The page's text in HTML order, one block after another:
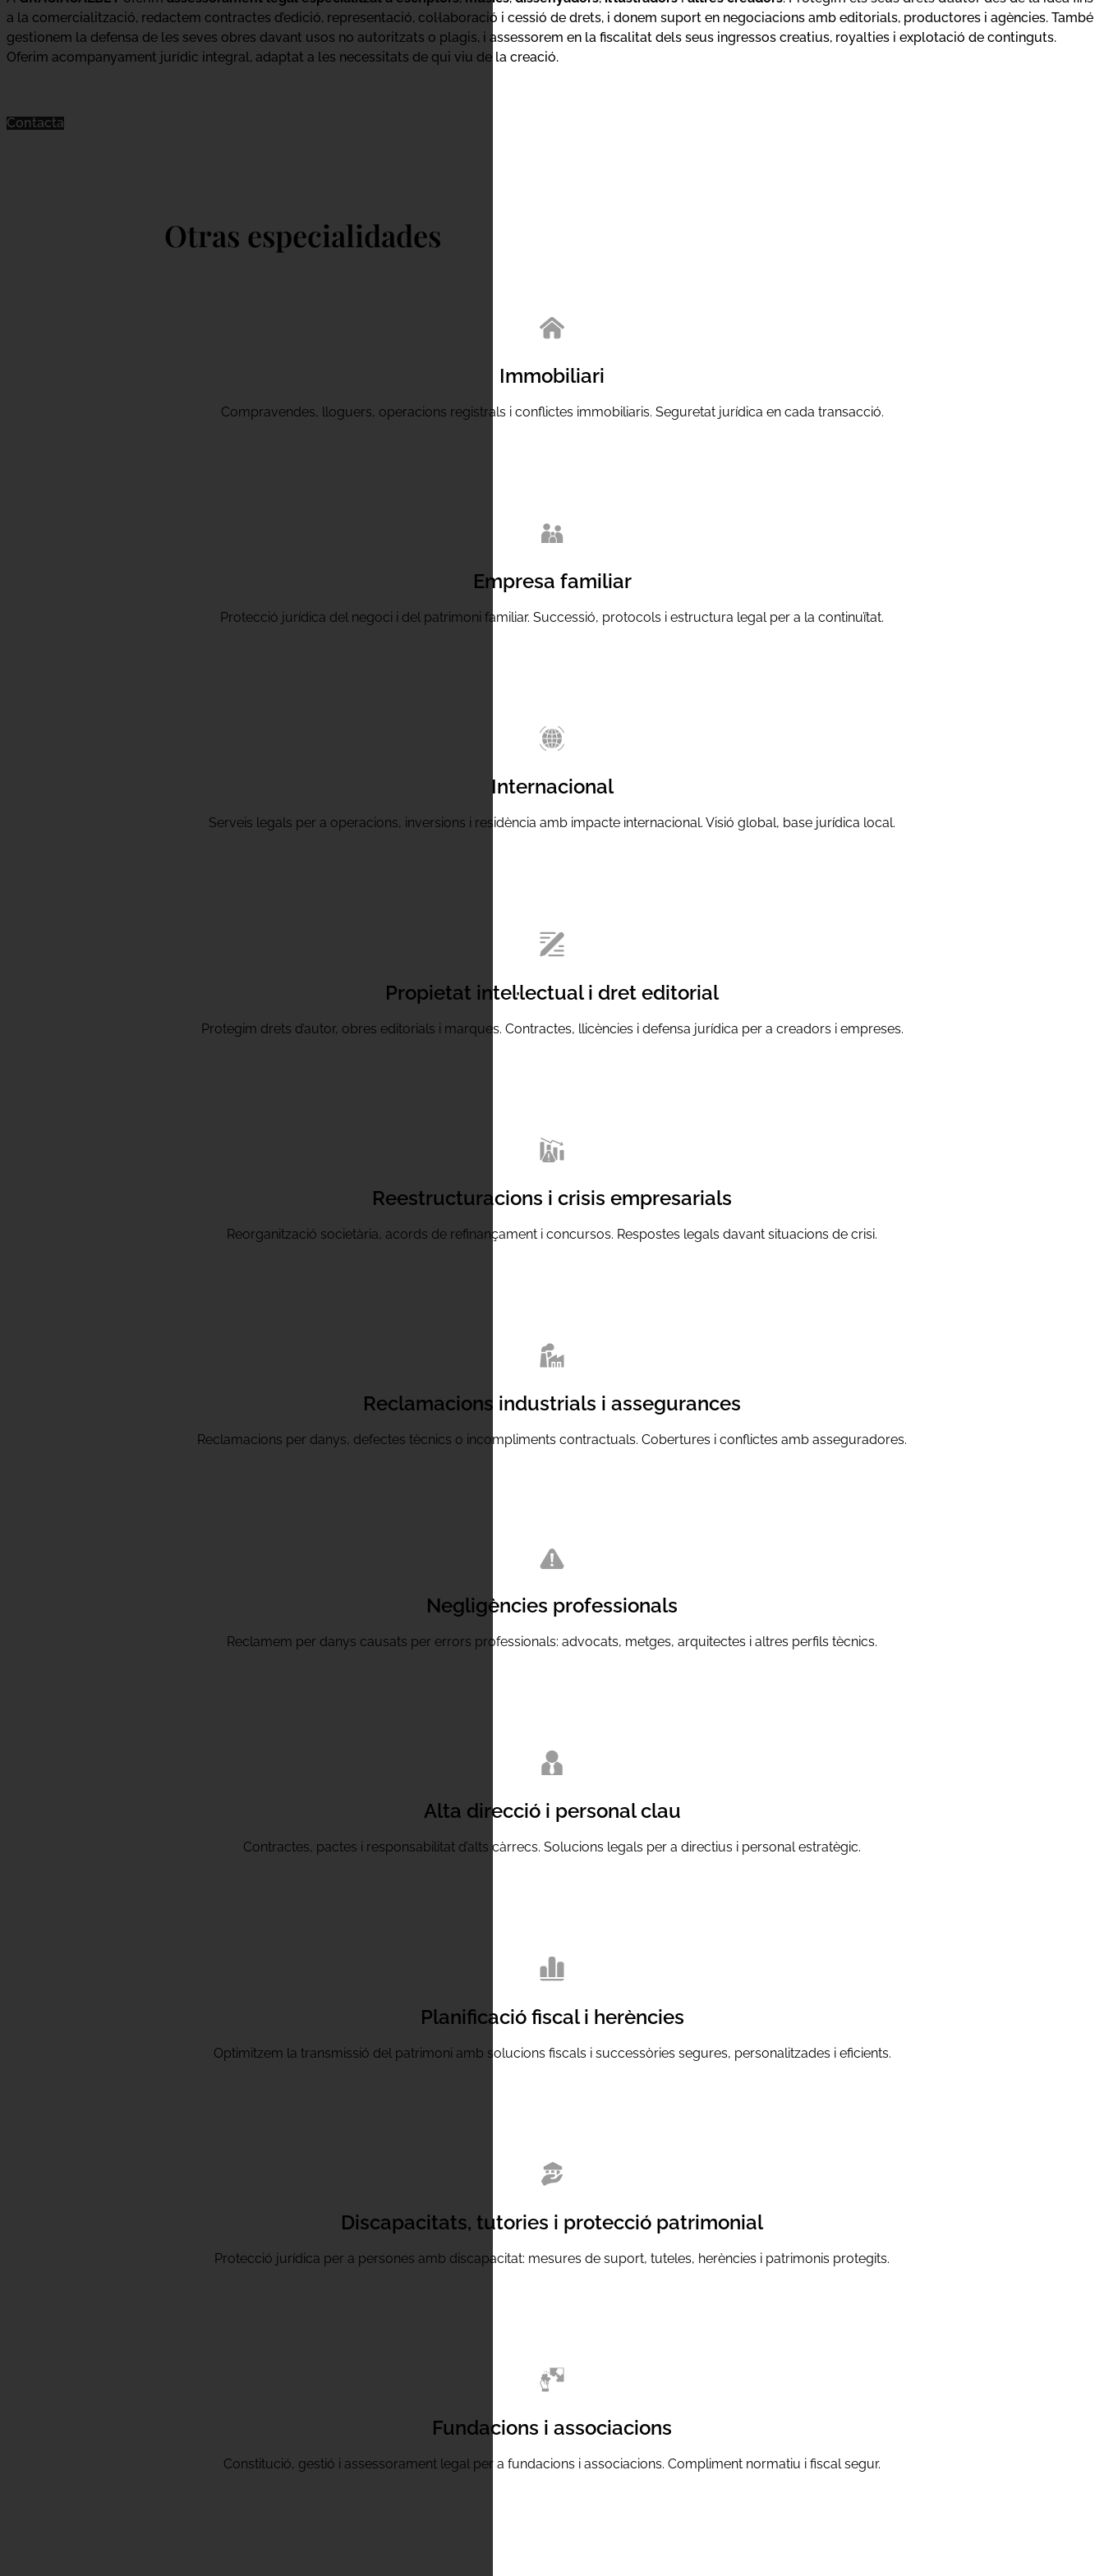
a la comercialització, redactem contractes d’edició, representació, col·laboració i cessió de drets, i donem suport en negociacions amb editorials, productores i agències. També
gestionem la defensa de les seves obres davant usos no autoritzats o plagis, i assessorem en la fiscalitat dels seus ingressos creatius, royalties i explotació de continguts.
Oferim acompanyament jurídic integral, adaptat a les necessitats de qui viu de la creació.
Contacta
Otras especialidades
Immobiliari
Compravendes, lloguers, operacions registrals i conflictes immobiliaris. Seguretat jurídica en cada transacció.
Empresa familiar
Protecció jurídica del negoci i del patrimoni familiar. Successió, protocols i estructura legal per a la continuïtat.
Internacional
Serveis legals per a operacions, inversions i residència amb impacte internacional. Visió global, base jurídica local.
Propietat intel·lectual i dret editorial
Protegim drets d’autor, obres editorials i marques. Contractes, llicències i defensa jurídica per a creadors i empreses.
Reestructuracions i crisis empresarials
Reorganització societària, acords de refinançament i concursos. Respostes legals davant situacions de crisi.
Reclamacions industrials i assegurances
Reclamacions per danys, defectes tècnics o incompliments contractuals. Cobertures i conflictes amb asseguradores.
Negligències professionals
Reclamem per danys causats per errors professionals: advocats, metges, arquitectes i altres perfils tècnics.
Alta direcció i personal clau
Contractes, pactes i responsabilitat d’alts càrrecs. Solucions legals per a directius i personal estratègic.
Planificació fiscal i herències
Optimitzem la transmissió del patrimoni amb solucions fiscals i successòries segures, personalitzades i eficients.
Discapacitats, tutories i protecció patrimonial
Protecció jurídica per a persones amb discapacitat: mesures de suport, tuteles, herències i patrimonis protegits.
Fundacions i associacions
Constitució, gestió i assessorament legal per a fundacions i associacions. Compliment normatiu i fiscal segur.